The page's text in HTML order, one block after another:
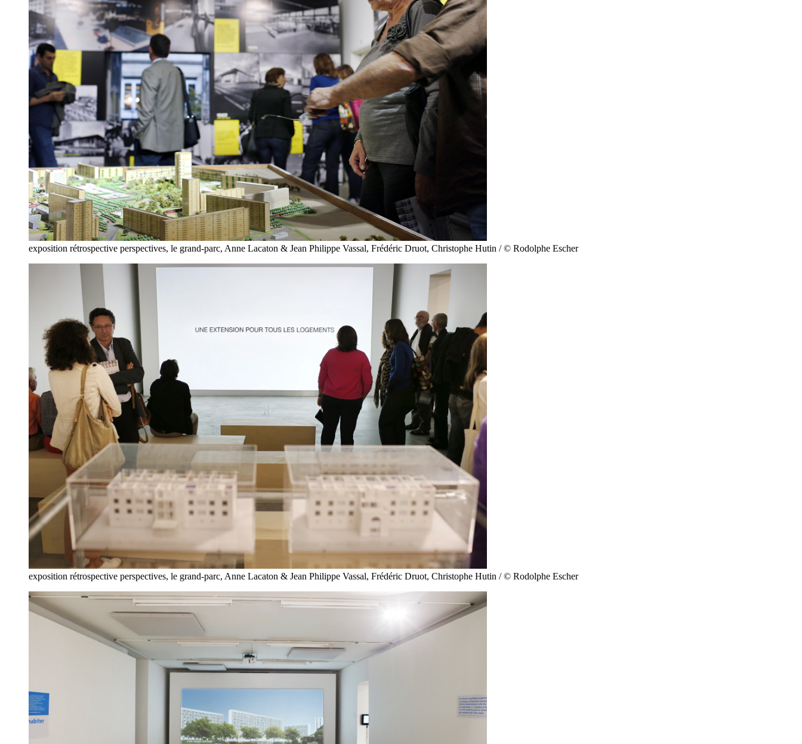
exposition rétrospective perspectives, le grand-parc, Anne Lacaton & Jean Philippe Vassal, Frédéric Druot, Christophe Hutin / © Rodolphe Escher
exposition rétrospective perspectives, le grand-parc, Anne Lacaton & Jean Philippe Vassal, Frédéric Druot, Christophe Hutin / © Rodolphe Escher